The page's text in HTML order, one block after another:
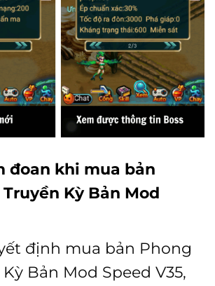
đoan khi mua bản
Kỳ Bản Mod
định mua bản Phong
Bản Mod Speed V35,